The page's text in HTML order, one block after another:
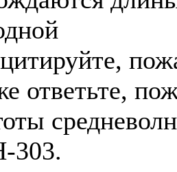
ответьте,
303.